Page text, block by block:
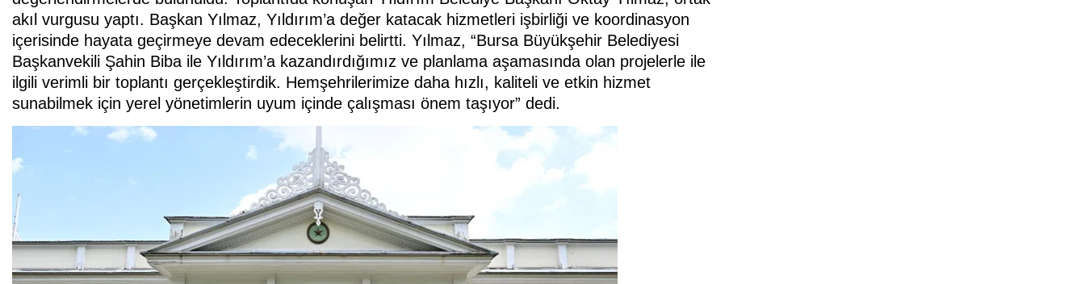
akıl vurgusu yaptı. Başkan Yılmaz, Yıldırım’a değer katacak hizmetleri işbirliği ve koordinasyon
içerisinde hayata geçirmeye devam edeceklerini belirtti. Yılmaz, “Bursa Büyükşehir Belediyesi
Başkanvekili Şahin Biba ile Yıldırım’a kazandırdığımız ve planlama aşamasında olan projelerle ile
ilgili verimli bir toplantı gerçekleştirdik. Hemşehrilerimize daha hızlı, kaliteli ve etkin hizmet
sunabilmek için yerel yönetimlerin uyum içinde çalışması önem taşıyor” dedi.